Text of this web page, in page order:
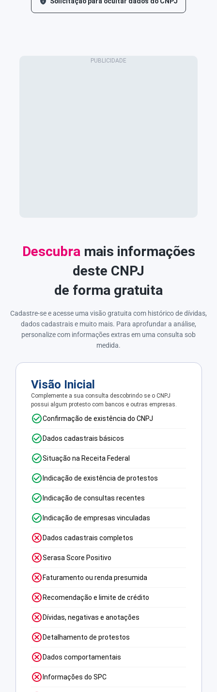
Descubra mais informações
deste CNPJ
de forma gratuita
Cadastre-se e acesse uma visão gratuita com histórico de dívidas,
dados cadastrais e muito mais. Para aprofundar a análise,
personalize com informações extras em uma consulta sob
medida.
Visão Inicial
Complemente a sua consulta descobrindo se o CNPJ
possui algum protesto com bancos e outras empresas.
Confirmação de existência do CNPJ
Dados cadastrais básicos
Situação na Receita Federal
Indicação de existência de protestos
Indicação de consultas recentes
Indicação de empresas vinculadas
Dados cadastrais completos
Serasa Score Positivo
Faturamento ou renda presumida
Recomendação e limite de crédito
Dívidas, negativas e anotações
Detalhamento de protestos
Dados comportamentais
Informações do SPC